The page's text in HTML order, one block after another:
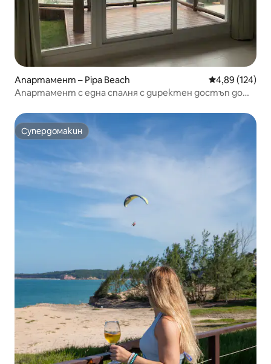
Апартамент – Pipa Beach Средна
4,89 (124)
Апартамент с една спалня с директен достъп до
Супердомакин
Супердомакин